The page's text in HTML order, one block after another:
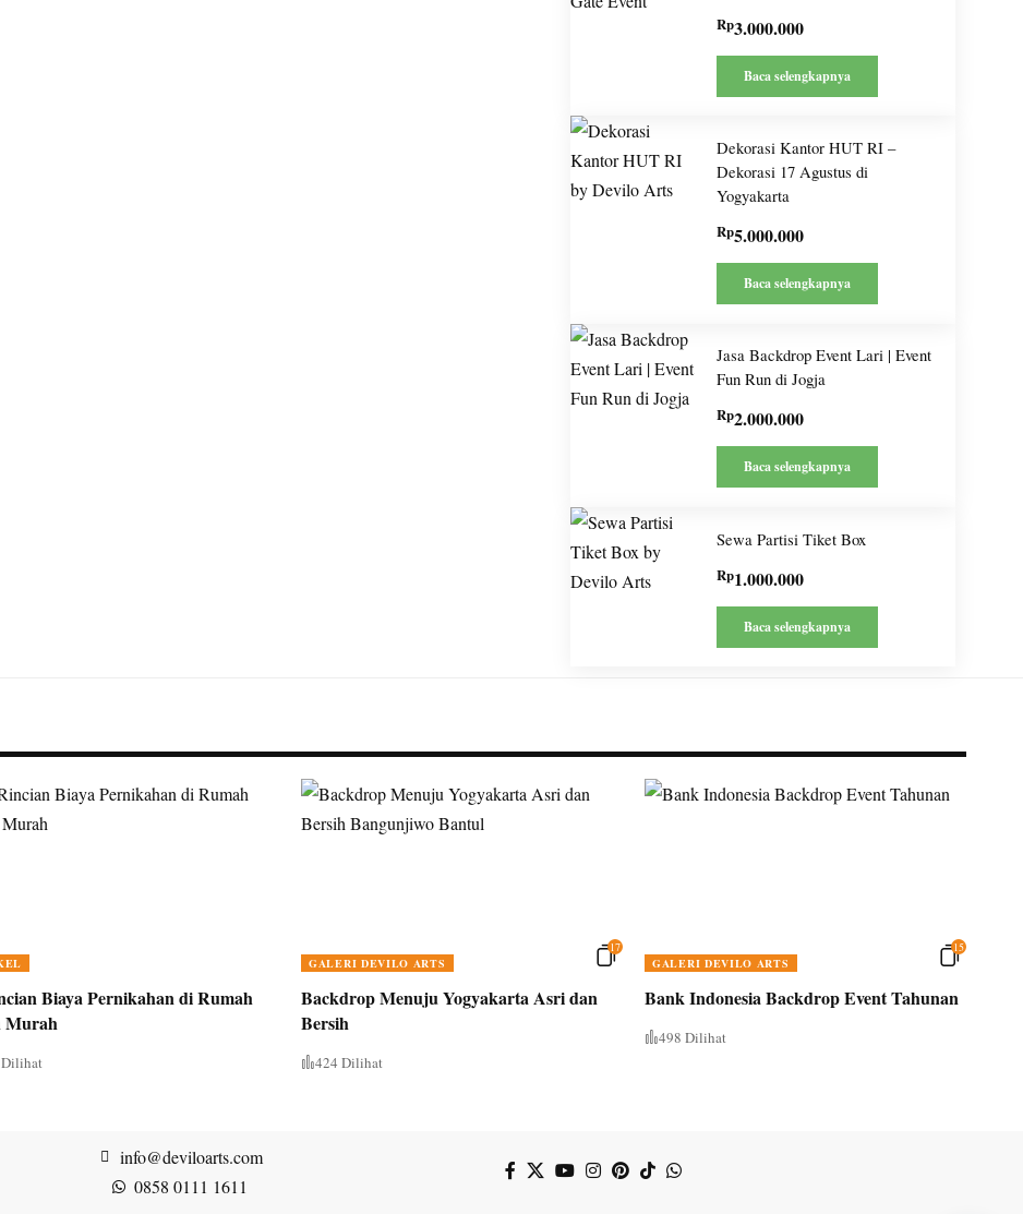
Rp3.000.000
Baca selengkapnya
Dekorasi Kantor HUT RI –
Dekorasi 17 Agustus di
Yogyakarta
Rp5.000.000
Baca selengkapnya
Jasa Backdrop Event Lari | Event
Fun Run di Jogja
Rp2.000.000
Baca selengkapnya
Sewa Partisi Tiket Box
Rp1.000.000
Baca selengkapnya
Biaya Pernikahan di Rumah
Murah
Dilihat
17
GALERI DEVILO ARTS
Backdrop Menuju Yogyakarta Asri dan
Bersih
424 Dilihat
15
GALERI DEVILO ARTS
Bank Indonesia Backdrop Event Tahunan
498 Dilihat
info@deviloarts.com
0858 0111 1611